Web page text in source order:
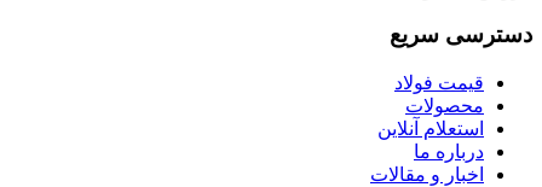
دسترسی سریع
قیمت فولاد
محصولات
استعلام آنلاین
درباره ما
اخبار و مقالات